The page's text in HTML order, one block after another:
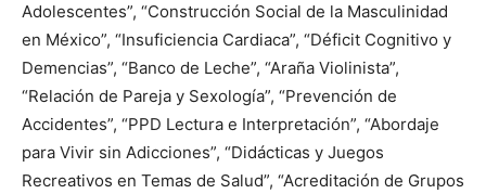
Adolescentes”, “Construcción Social de la Masculinidad
en México”, “Insuficiencia Cardiaca”, “Déficit Cognitivo y
Demencias”, “Banco de Leche”, “Araña Violinista”,
“Relación de Pareja y Sexología”, “Prevención de
Accidentes”, “PPD Lectura e Interpretación”, “Abordaje
para Vivir sin Adicciones”, “Didácticas y Juegos
Recreativos en Temas de Salud”, “Acreditación de Grupos